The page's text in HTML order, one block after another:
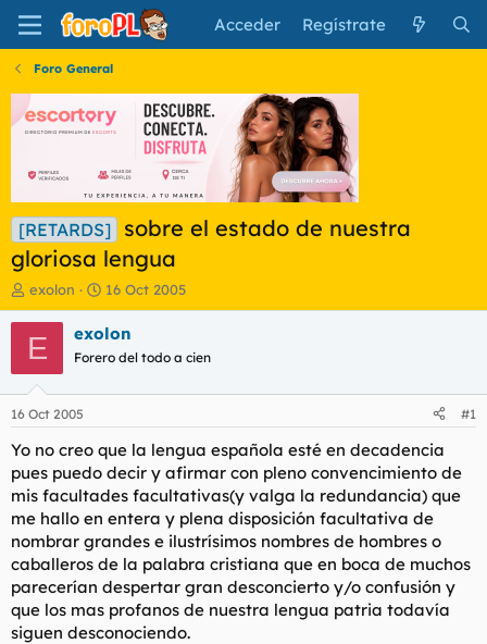
Acceder Regístrate
Foro General
[RETARDS]
sobre el estado de nuestra
gloriosa lengua
I
n
i
c
a
d
o
r
e
l
t
e
m
a
exolon
F
e
c
a
i
n
i
c
i
o
16 Oct 2005
E exolon
Forero del todo a cien
16 Oct 2005 #1
Yo no creo que la lengua española esté en decadencia
pues puedo decir y afirmar con pleno convencimiento de
mis facultades facultativas(y valga la redundancia) que
me hallo en entera y plena disposición facultativa de
nombrar grandes e ilustrísimos nombres de hombres o
caballeros de la palabra cristiana que en boca de muchos
parecerían despertar gran desconcierto y/o confusión y
que los mas profanos de nuestra lengua patria todavía
siguen desconociendo.